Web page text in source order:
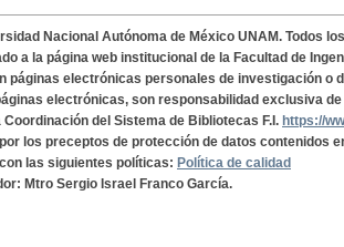
Nacional Autónoma de México UNAM. Todos
a la página web institucional de la Facultad de
páginas electrónicas personales de investigación o
electrónicas, son responsabilidad exclusiva
del Sistema de Bibliotecas F.I. https://
los preceptos de protección de datos contenidos
las siguientes políticas: Política de calidad
Mtro Sergio Israel Franco García.